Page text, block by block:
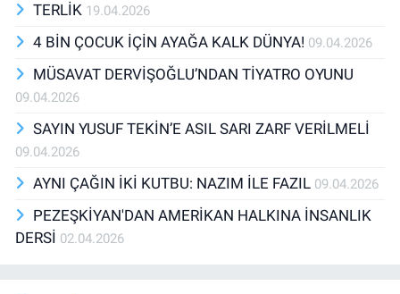
TERLİK 19.04.2026
4 BİN ÇOCUK İÇİN AYAĞA KALK DÜNYA! 09.04.2026
MÜSAVAT DERVİŞOĞLU’NDAN TİYATRO OYUNU
09.04.2026
SAYIN YUSUF TEKİN’E ASIL SARI ZARF VERİLMELİ
09.04.2026
AYNI ÇAĞIN İKİ KUTBU: NAZIM İLE FAZIL 09.04.2026
PEZEŞKİYAN'DAN AMERİKAN HALKINA İNSANLIK
DERSİ 02.04.2026